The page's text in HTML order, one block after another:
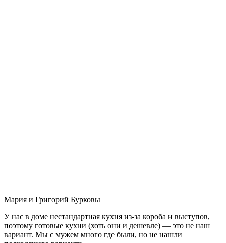
Мария и Григорий Бурковы
У нас в доме нестандартная кухня из-за короба и выступов,
поэтому готовые кухни (хоть они и дешевле) — это не наш
вариант. Мы с мужем много где были, но не нашли